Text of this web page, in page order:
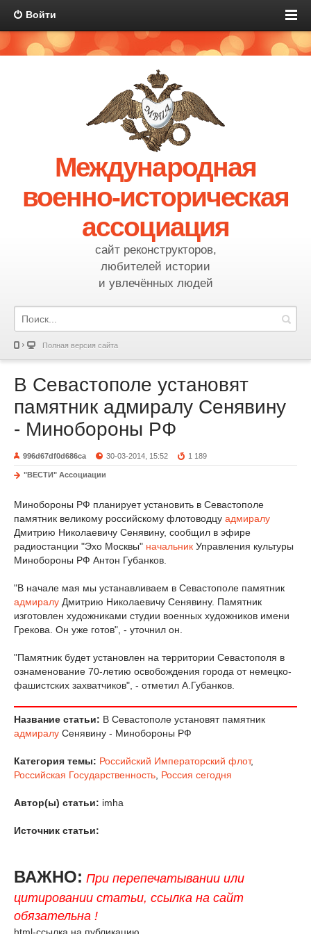
Войти
Международная
военно-историческая
ассоциация
сайт реконструкторов,
любителей истории
и увлечённых людей
Полная версия сайта
В Севастополе установят
памятник адмиралу Сенявину
- Минобороны РФ
996d67df0d686ca 30-03-2014, 15:52 1 189
"ВЕСТИ" Ассоциации
Минобороны РФ планирует установить в Севастополе
памятник великому российскому флотоводцу адмиралу
Дмитрию Николаевичу Сенявину, сообщил в эфире
радиостанции "Эхо Москвы" начальник Управления культуры
Минобороны РФ Антон Губанков.
"В начале мая мы устанавливаем в Севастополе памятник
адмиралу Дмитрию Николаевичу Сенявину. Памятник
изготовлен художниками студии военных художников имени
Грекова. Он уже готов", - уточнил он.
"Памятник будет установлен на территории Севастополя в
ознаменование 70-летию освобождения города от немецко-
фашистских захватчиков", - отметил А.Губанков.
Название статьи: В Севастополе установят памятник
адмиралу Сенявину - Минобороны РФ
Категория темы: Российский Императорский флот,
Российская Государственность Россия сегодня
Автор(ы) статьи: imha
Источник статьи:
ВАЖНО: При перепечатывании или
цитировании статьи, ссылка на сайт
обязательна !
html-ссылка на публикацию